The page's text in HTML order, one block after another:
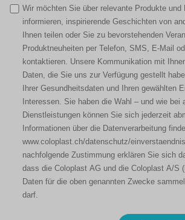
Wir möchten Sie über relevante Produkte und
informieren, inspirierende Geschichten von
Ihnen teilen oder Sie zu bevorstehenden
Produktneuheiten per Telefon, SMS, E-Mail
kontaktieren. Unsere Kommunikation mit
Daten, die Sie uns zur Verfügung gestellt
Ihrer Gesundheitsdaten und Ihren gewählten
Interessen. Sie haben die Wahl – und wie bei
Dienstleistungen können Sie sich jederzeit
Informationen über die Datenverarbeitung
www.coloplast.ch/datenschutz/
nachfolgende Zustimmung erklären Sie sich
dass die Coloplast AG und die Coloplast A/S
Daten für die oben genannten Zwecke
darf.